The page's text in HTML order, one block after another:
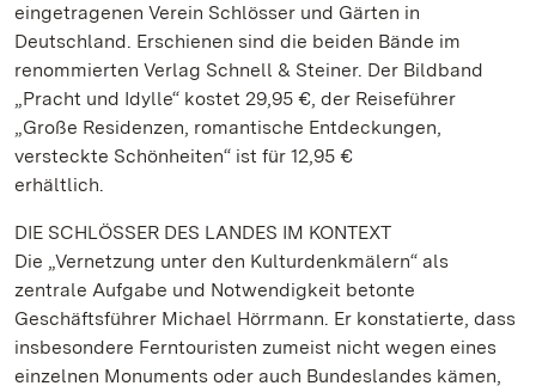
eingetragenen Verein Schlösser und Gärten in
Deutschland. Erschienen sind die beiden Bände im
renommierten Verlag Schnell & Steiner. Der Bildband
„Pracht und Idylle“ kostet 29,95 €, der Reiseführer
„Große Residenzen, romantische Entdeckungen,
versteckte Schönheiten“ ist für 12,95 €
erhältlich.
DIE SCHLÖSSER DES LANDES IM KONTEXT
Die „Vernetzung unter den Kulturdenkmälern“ als
zentrale Aufgabe und Notwendigkeit betonte
Geschäftsführer Michael Hörrmann. Er konstatierte, dass
insbesondere Ferntouristen zumeist nicht wegen eines
einzelnen Monuments oder auch Bundeslandes kämen,